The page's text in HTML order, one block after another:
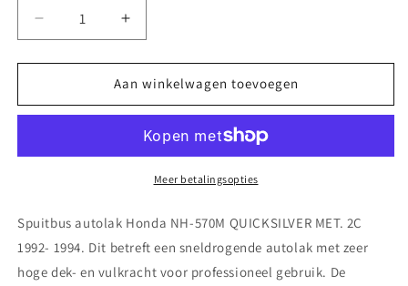
Aantal
verlagen
voor
autolak
570M
2C
1994
Aantal
verhogen
voor
Spuitbus
autolak
NH-
570M
QUICKSILVER
2C
1994
Aan winkelwagen toevoegen
Meer betalingsopties
Spuitbus autolak Honda NH-570M QUICKSILVER MET. 2C
1992- 1994. Dit betreft een sneldrogende autolak met zeer
hoge dek- en vulkracht voor professioneel gebruik. De